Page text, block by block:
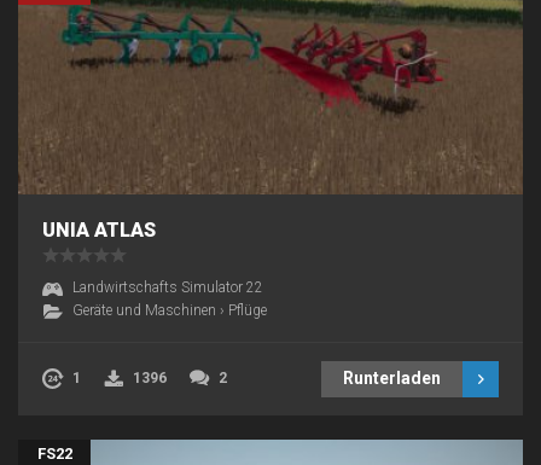
UNIA ATLAS
Landwirtschafts Simulator 22
Geräte und Maschinen › Pflüge
1 1396 2 Runterladen
FS22